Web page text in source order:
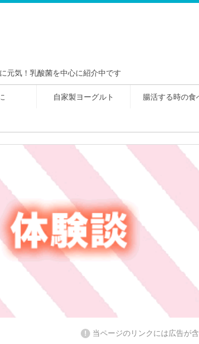
元気！乳酸菌を中心に紹介中です
自家製ヨーグルト 腸活する時の食
! 当ページのリンクには広告が含